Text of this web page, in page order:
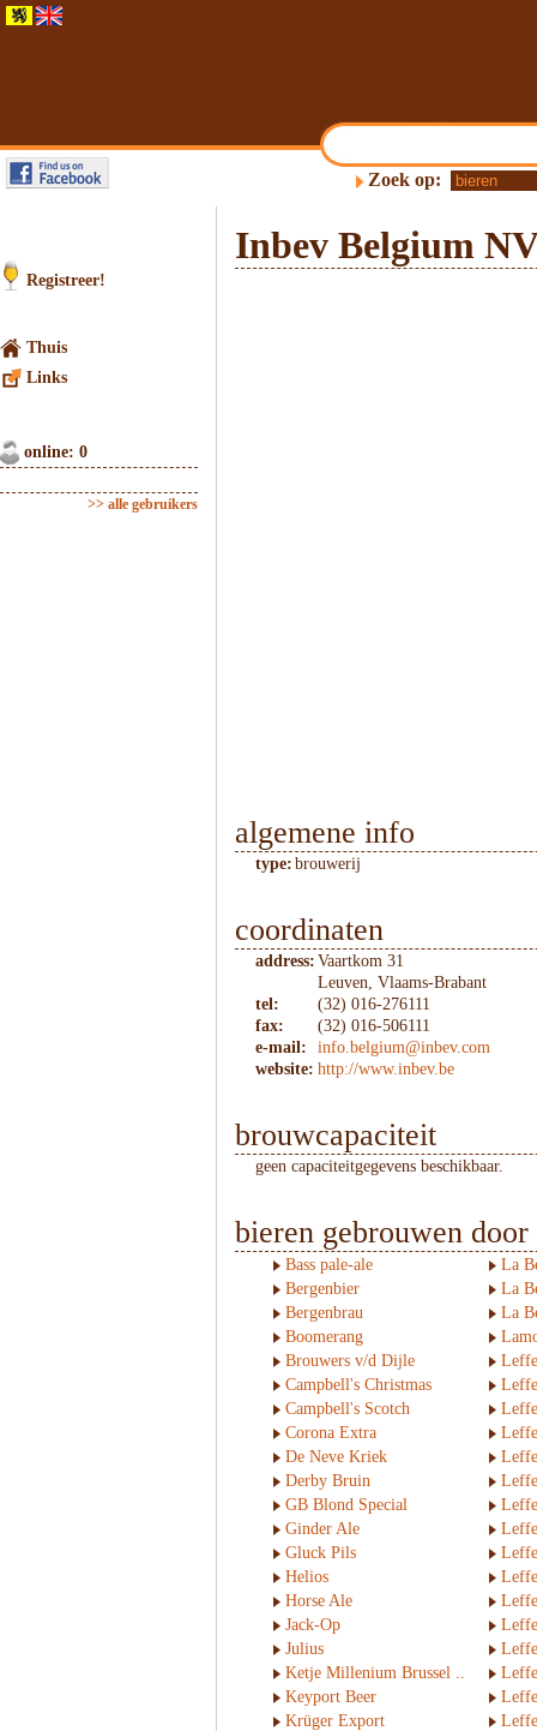
Zoek op:
Registreer!
Thuis
Links
online: 0
>> alle gebruikers
Inbev Belgium
algemene info
type: brouwerij
coordinaten
address: Vaartkom 31
Leuven, Vlaams-Brabant
tel:
(32) 016-276111
fax:
(32) 016-506111
e-mail:
info.belgium@inbev.com
website: http://www.inbev.be
brouwcapaciteit
geen capaciteitgegevens beschikbaar.
bieren gebrouwen door
Bass pale-ale
Bergenbier
Bergenbrau
Boomerang
Brouwers v/d Dijle
Campbell's Christmas
Campbell's Scotch
Corona Extra
De Neve Kriek
Derby Bruin
GB Blond Special
Ginder Ale
Gluck Pils
Helios
Horse Ale
Jack-Op
Julius
Ketje Millenium Brussel ..
Keyport Beer
Krüger Export
La
La
La